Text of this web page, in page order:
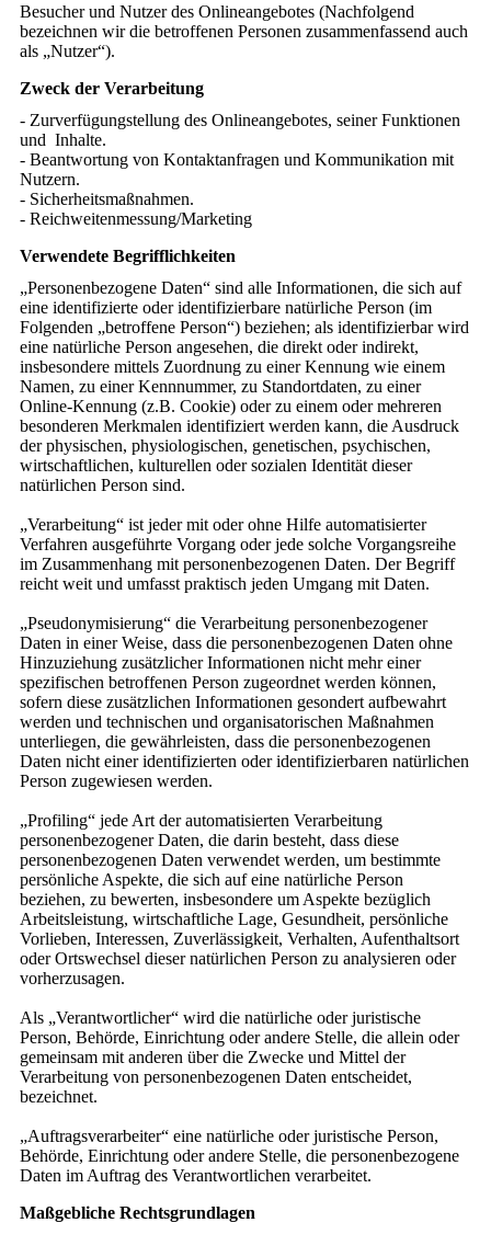
Besucher und Nutzer des Onlineangebotes (Nachfolgend
bezeichnen wir die betroffenen Personen zusammenfassend auch
als „Nutzer“).
Zweck der Verarbeitung
- Zurverfügungstellung des Onlineangebotes, seiner Funktionen
und Inhalte.
- Beantwortung von Kontaktanfragen und Kommunikation mit
Nutzern.
- Sicherheitsmaßnahmen.
- Reichweitenmessung/Marketing
Verwendete Begrifflichkeiten
„Personenbezogene Daten“ sind alle Informationen, die sich auf
eine identifizierte oder identifizierbare natürliche Person (im
Folgenden „betroffene Person“) beziehen; als identifizierbar wird
eine natürliche Person angesehen, die direkt oder indirekt,
insbesondere mittels Zuordnung zu einer Kennung wie einem
Namen, zu einer Kennnummer, zu Standortdaten, zu einer
Online-Kennung (z.B. Cookie) oder zu einem oder mehreren
besonderen Merkmalen identifiziert werden kann, die Ausdruck
der physischen, physiologischen, genetischen, psychischen,
wirtschaftlichen, kulturellen oder sozialen Identität dieser
natürlichen Person sind.
„Verarbeitung“ ist jeder mit oder ohne Hilfe automatisierter
Verfahren ausgeführte Vorgang oder jede solche Vorgangsreihe
im Zusammenhang mit personenbezogenen Daten. Der Begriff
reicht weit und umfasst praktisch jeden Umgang mit Daten.
„Pseudonymisierung“ die Verarbeitung personenbezogener
Daten in einer Weise, dass die personenbezogenen Daten ohne
Hinzuziehung zusätzlicher Informationen nicht mehr einer
spezifischen betroffenen Person zugeordnet werden können,
sofern diese zusätzlichen Informationen gesondert aufbewahrt
werden und technischen und organisatorischen Maßnahmen
unterliegen, die gewährleisten, dass die personenbezogenen
Daten nicht einer identifizierten oder identifizierbaren natürlichen
Person zugewiesen werden.
„Profiling“ jede Art der automatisierten Verarbeitung
personenbezogener Daten, die darin besteht, dass diese
personenbezogenen Daten verwendet werden, um bestimmte
persönliche Aspekte, die sich auf eine natürliche Person
beziehen, zu bewerten, insbesondere um Aspekte bezüglich
Arbeitsleistung, wirtschaftliche Lage, Gesundheit, persönliche
Vorlieben, Interessen, Zuverlässigkeit, Verhalten, Aufenthaltsort
oder Ortswechsel dieser natürlichen Person zu analysieren oder
vorherzusagen.
Als „Verantwortlicher“ wird die natürliche oder juristische
Person, Behörde, Einrichtung oder andere Stelle, die allein oder
gemeinsam mit anderen über die Zwecke und Mittel der
Verarbeitung von personenbezogenen Daten entscheidet,
bezeichnet.
„Auftragsverarbeiter“ eine natürliche oder juristische Person,
Behörde, Einrichtung oder andere Stelle, die personenbezogene
Daten im Auftrag des Verantwortlichen verarbeitet.
Maßgebliche Rechtsgrundlagen